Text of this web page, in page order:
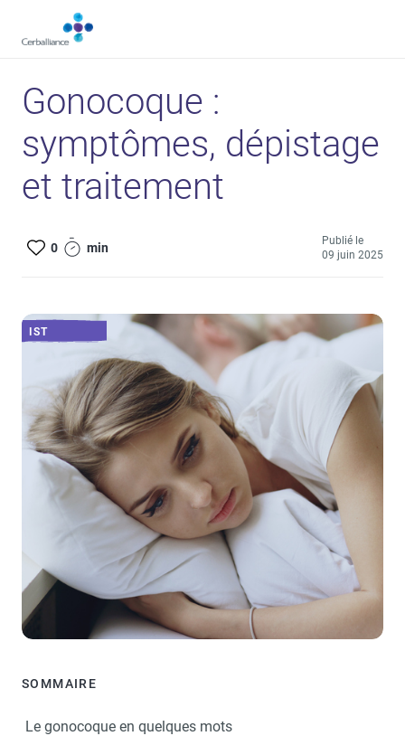
contenu
Gonocoque :
symptômes, dépistage
et traitement
0 min
Publié le
09 juin 2025
IST
SOMMAIRE
Le gonocoque en quelques mots